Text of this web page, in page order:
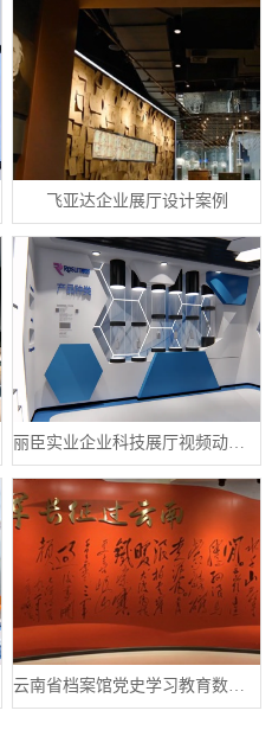
飞亚达企业展厅设计案例
丽臣实业企业科技展厅视频动画制作案例